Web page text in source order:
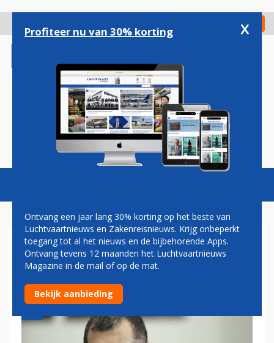
gaan
Check in
Magazine Podcasts Vacatures
TONY FERNANDES TIJDELIJK
WEG ALS CEO VAN AIRASIA
Profiteer nu van 30% korting x
Ontvang een jaar lang 30% korting op het beste van
Luchtvaartnieuws en Zakenreisnieuws. Krijg onbeperkt
toegang tot al het nieuws en de bijbehorende Apps.
Ontvang tevens 12 maanden het Luchtvaartnieuws
Magazine in de mail of op de mat.
Bekijk aanbieding